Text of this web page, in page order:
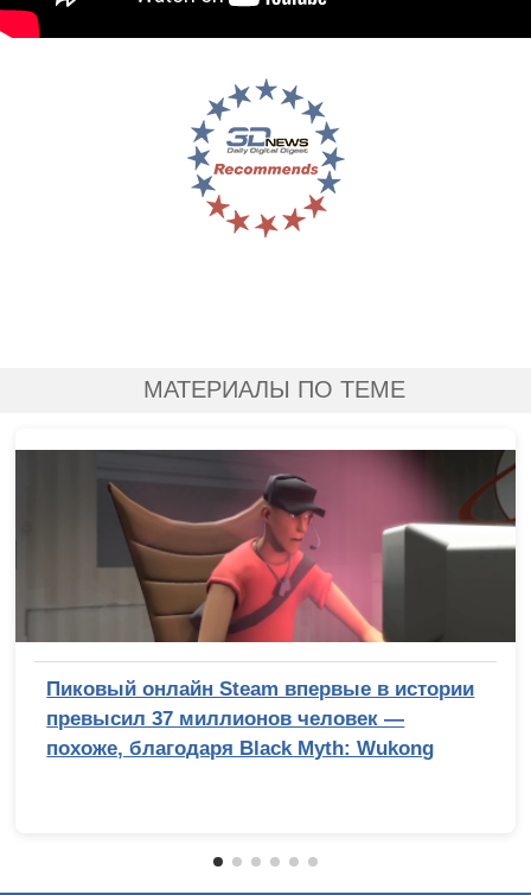
МАТЕРИАЛЫ ПО ТЕМЕ
Пиковый онлайн Steam впервые в истории
превысил 37 миллионов человек —
похоже, благодаря Black Myth: Wukong